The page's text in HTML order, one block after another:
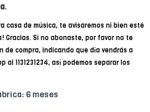
.
casa de música, te avisaremos ni bien esté
Gracias. Si no abonaste, por favor no te
de compra, indicando que día vendrás a
al 1131231234, así podemos separar los
6 meses